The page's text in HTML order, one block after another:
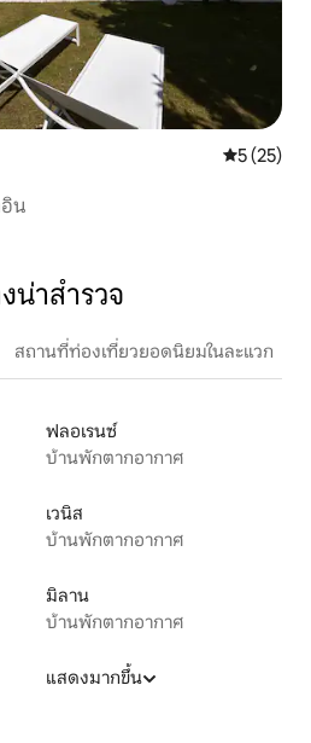
คะแนนเฉลี่
5 (25)
อิน
น่าสำรวจ
สถานที่ท่องเที่ยวยอดนิยมในละแวก
ฟลอเรนซ์
บ้านพักตากอากาศ
เวนิส
บ้านพักตากอากาศ
มิลาน
บ้านพักตากอากาศ
แสดงมากขึ้น